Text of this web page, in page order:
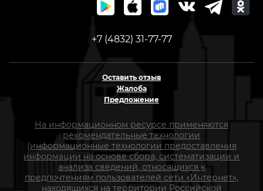
+7 (4832) 31-77-77
Оставить отзыв
Жалоба
Предложение
На информационном ресурсе применяются
рекомендательные технологии
(информационные технологии предоставления
информации на основе сбора, систематизации и
анализа сведений, относящихся к
предпочтениям пользователей сети «Интернет»,
находящихся на территории Российской